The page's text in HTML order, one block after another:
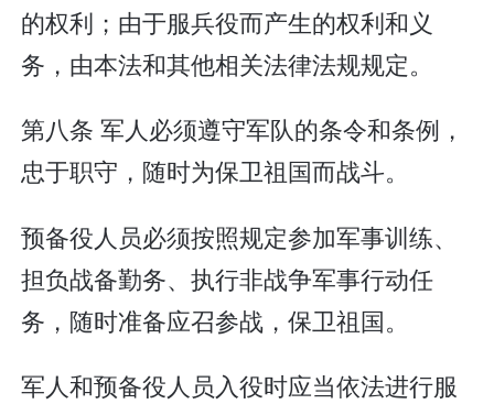
的权利；由于服兵役而产生的权利和义
务，由本法和其他相关法律法规规定。
第八条 军人必须遵守军队的条令和条例，
忠于职守，随时为保卫祖国而战斗。
预备役人员必须按照规定参加军事训练、
担负战备勤务、执行非战争军事行动任
务，随时准备应召参战，保卫祖国。
军人和预备役人员入役时应当依法进行服